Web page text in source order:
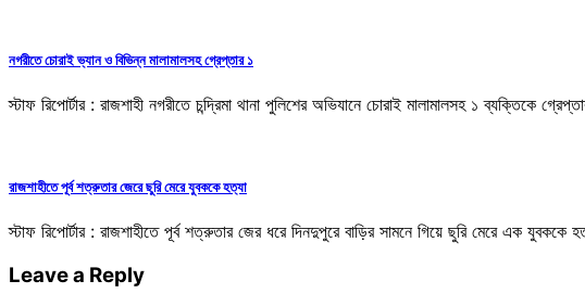
নগরীতে চোরাই ভ্যান ও বিভিন্ন মালামালসহ গ্রেপ্তার ১
স্টাফ রিপোর্টার : রাজশাহী নগরীতে চন্দ্রিমা থানা পুলিশের অভিযানে চোরাই মালামালসহ ১ ব্যক্তিকে
রাজশাহীতে পূর্ব শত্রুতার জেরে ছুরি মেরে যুবককে হত্যা
স্টাফ রিপোর্টার : রাজশাহীতে পূর্ব শত্রুতার জের ধরে দিনদুপুরে বাড়ির সামনে গিয়ে ছুরি মেরে এক
Leave a Reply